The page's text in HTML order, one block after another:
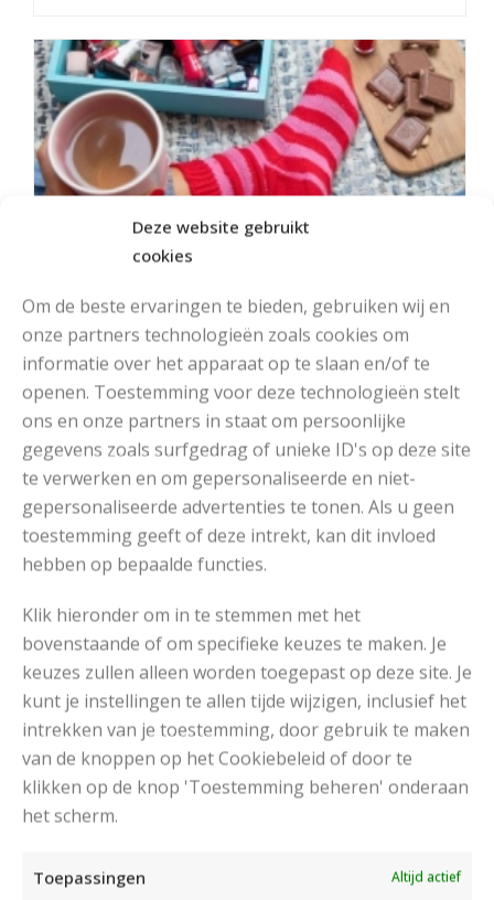
Deze website gebruikt
cookies
Om de beste ervaringen te bieden, gebruiken wij en
onze partners technologieën zoals cookies om
informatie over het apparaat op te slaan en/of te
openen. Toestemming voor deze technologieën stelt
ons en onze partners in staat om persoonlijke
gegevens zoals surfgedrag of unieke ID's op deze site
te verwerken en om gepersonaliseerde en niet-
gepersonaliseerde advertenties te tonen. Als u geen
toestemming geeft of deze intrekt, kan dit invloed
hebben op bepaalde functies.
Klik hieronder om in te stemmen met het
bovenstaande of om specifieke keuzes te maken. Je
keuzes zullen alleen worden toegepast op deze site. Je
kunt je instellingen te allen tijde wijzigen, inclusief het
intrekken van je toestemming, door gebruik te maken
van de knoppen op het Cookiebeleid of door te
klikken op de knop 'Toestemming beheren' onderaan
het scherm.
Toepassingen
Altijd actief